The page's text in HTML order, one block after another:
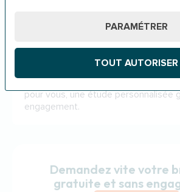
PARAMÉTRER
TOUT AUTORISER
Des techniciens-conseils
pour vous, une étude personnalisée
engagement.
Demandez vite votre
gratuite et sans